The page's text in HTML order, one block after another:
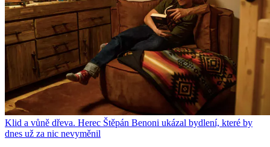
Klid a vůně dřeva. Herec Štěpán Benoni ukázal bydlení, které by
dnes už za nic nevyměnil